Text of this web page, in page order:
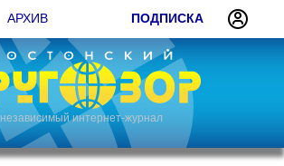
АРХИВ ПОДПИСКА
независимый интернет-журнал